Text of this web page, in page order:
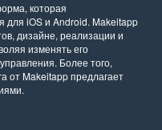
которая
для iOS и Android. Makeitapp
дизайне, реализации и
изменять его
Более того,
от Makeitapp предлагает